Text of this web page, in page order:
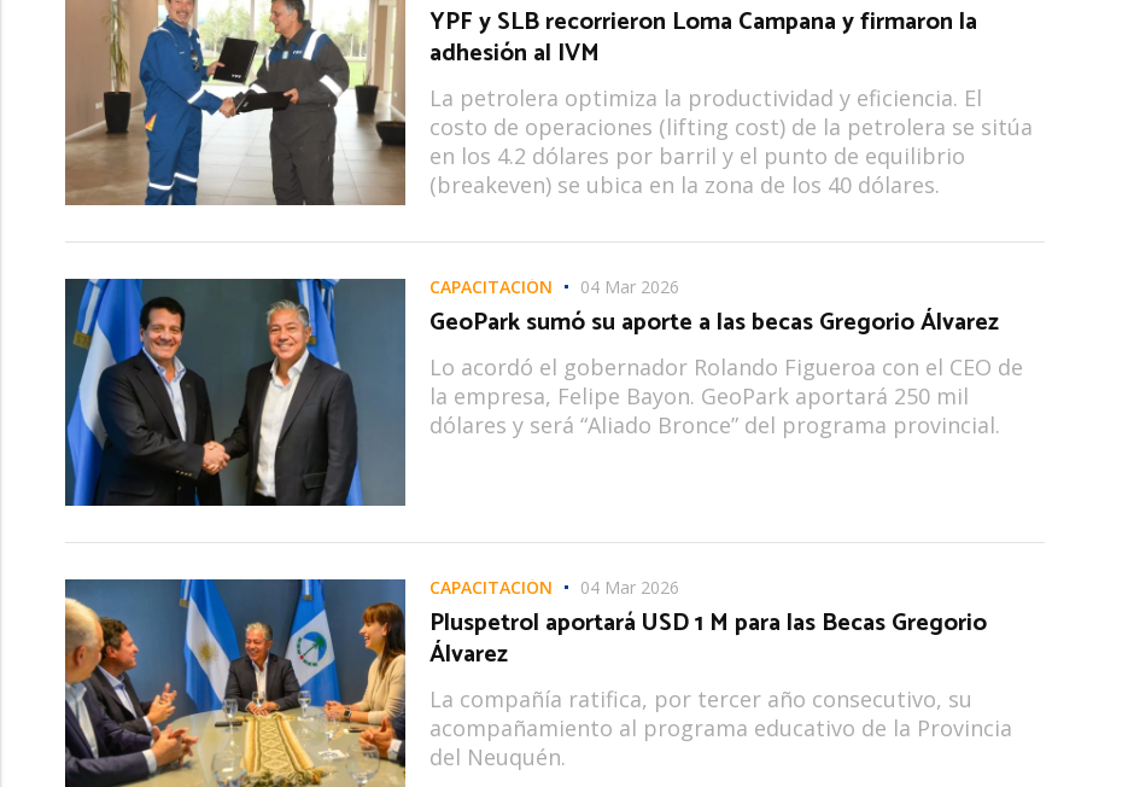
YPF y SLB recorrieron Loma Campana y firmaron la
adhesión al IVM
La petrolera optimiza la productividad y eficiencia. El
costo de operaciones (lifting cost) de la petrolera se sitúa
en los 4.2 dólares por barril y el punto de equilibrio
(breakeven) se ubica en la zona de los 40 dólares.
CAPACITACIÓN 04 Mar 2026
GeoPark sumó su aporte a las becas Gregorio Álvarez
Lo acordó el gobernador Rolando Figueroa con el CEO de
la empresa, Felipe Bayon. GeoPark aportará 250 mil
dólares y será “Aliado Bronce” del programa provincial.
CAPACITACIÓN 04 Mar 2026
Pluspetrol aportará USD 1 M para las Becas Gregorio
Álvarez
La compañía ratifica, por tercer año consecutivo, su
acompañamiento al programa educativo de la Provincia
del Neuquén.